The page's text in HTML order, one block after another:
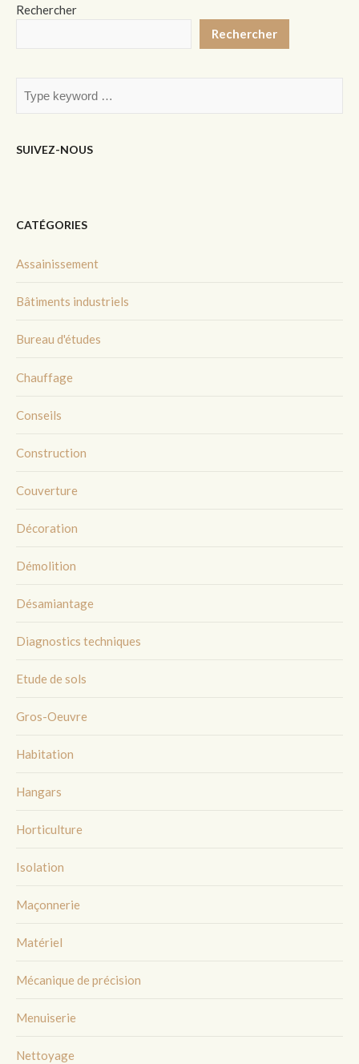
Rechercher
Rechercher
SUIVEZ-NOUS
CATÉGORIES
Assainissement
Bâtiments industriels
Bureau d'études
Chauffage
Conseils
Construction
Couverture
Décoration
Démolition
Désamiantage
Diagnostics techniques
Etude de sols
Gros-Oeuvre
Habitation
Hangars
Horticulture
Isolation
Maçonnerie
Matériel
Mécanique de précision
Menuiserie
Nettoyage